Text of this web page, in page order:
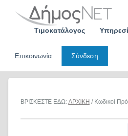
Τιμοκατάλογος
Επικοινωνία
Σύνδεση
ΒΡΙΣΚΕΣΤΕ ΕΔΩ: ΑΡΧΙΚΗ / Κωδικοί